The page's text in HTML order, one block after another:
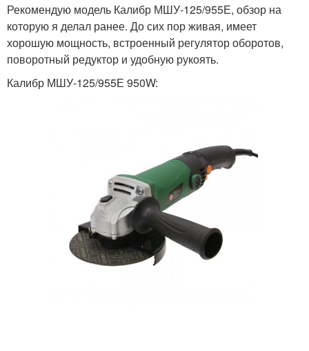
Рекомендую модель Калибр МШУ-125/955Е, обзор на
которую я делал ранее. До сих пор живая, имеет
хорошую мощность, встроенный регулятор оборотов,
поворотный редуктор и удобную рукоять.
Калибр МШУ-125/955Е 950W: